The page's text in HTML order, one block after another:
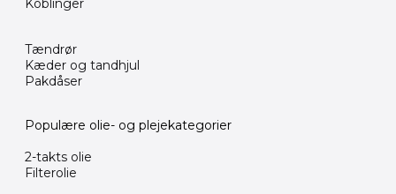
Koblinger
Tændrør
Kæder og tandhjul
Pakdåser
Populære olie- og plejekategorier
2-takts olie
Filterolie